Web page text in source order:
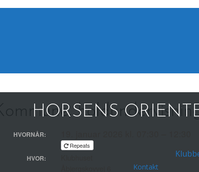
HORSENS
Kontakt
HVORNÅR:
Repeats
HVOR: